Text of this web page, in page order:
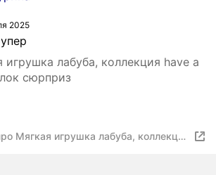
2025
лабуба, коллекция have a
сюрприз
Мягкая игрушка лабуба, коллекция